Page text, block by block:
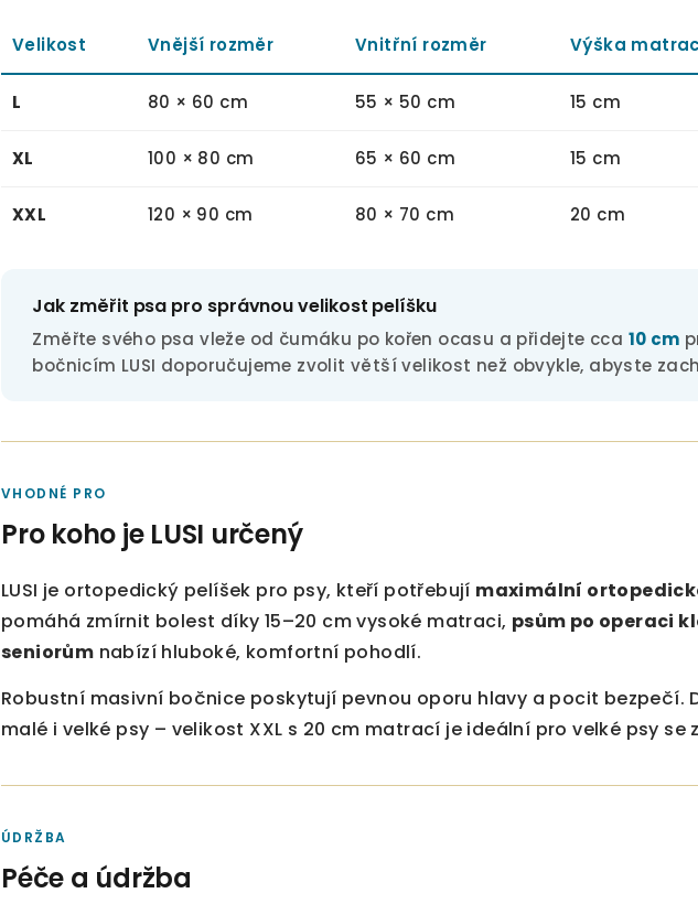
Velikost Vnější rozměr Vnitřní rozměr Výška
L 80 × 60 cm 55 × 50 cm 15 cm
XL 100 × 80 cm 65 × 60 cm 15 cm
XXL 120 × 90 cm 80 × 70 cm 20 cm
Jak změřit psa pro správnou velikost pelíšku
Změřte svého psa vleže od čumáku po kořen ocasu a přidejte cca 10 cm
bočnicím LUSI doporučujeme zvolit větší velikost než obvykle, abyste
VHODNÉ PRO
Pro koho je LUSI určený
LUSI je ortopedický pelíšek pro psy, kteří potřebují maximální
pomáhá zmírnit bolest díky 15–20 cm vysoké matraci, psům po operaci
seniorům nabízí hluboké, komfortní pohodlí.
Robustní masivní bočnice poskytují pevnou oporu hlavy a pocit bezpečí.
malé i velké psy – velikost XXL s 20 cm matrací je ideální pro velké psy se
ÚDRŽBA
Péče a údržba